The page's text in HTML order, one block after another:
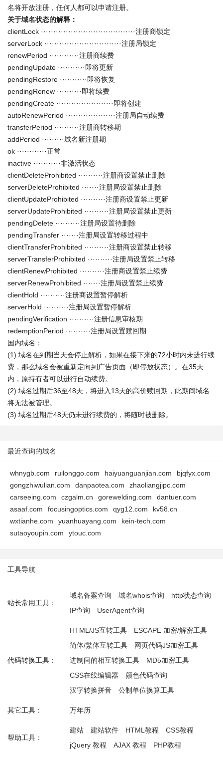
名将开放注册，任何人都可以申请注册。
关于域名状态的解释：
clientLock ······································注册商锁定
serverLock ·······························注册局锁定
renewPeriod ············注册商续费
pendingUpdate ···········即将更新
pendingRestore ···········即将恢复
pendingRenew ··········即将续费
pendingCreate ·······················即将创建
autoRenewPeriod ····················注册局自动续费
transferPeriod ··········注册商转移期
addPeriod ·········域名新注册期
ok ············正常
inactive ···········非激活状态
clientDeleteProhibited ··········注册商设置禁止删除
serverDeleteProhibited ·······注册局设置禁止删除
clientUpdateProhibited ··········注册商设置禁止更新
serverUpdateProhibited ··········注册局设置禁止更新
pendingDelete ··········注册局设置待删除
pendingTransfer ·······注册局设置转移过程中
clientTransferProhibited ··········注册商设置禁止转移
serverTransferProhibited ··········注册局设置禁止转移
clientRenewProhibited ··········注册商设置禁止续费
serverRenewProhibited ·······注册局设置禁止续费
clientHold ··········注册商设置暂停解析
serverHold ··········注册局设置暂停解析
pendingVerification ··········注册信息审核期
redemptionPeriod ··········注册局设置赎回期
国内域名：
(1) 域名在到期当天会停止解析，如果在接下来的72小时内未进行续
费，那么域名会被重新定向到广告页面（即停放状态）。在35天
内，原持有者可以进行自动续费。
(2) 域名过期后36至48天，将进入13天的高价赎回期，此期间域名
将无法被管理。
(3) 域名过期后48天仍未进行续费的，将随时被删除。
最近查询的域名
whnygb.com ruilonggo.com haiyuanguanjian.com
bjqfyx.com
gongzhiwulian.com
danpaotea.com
zhaoliangjipc.com
carseeing.com
czgalm.cn gorewelding.com
dantuer.com
asaaf.com
focusingoptics.com qyg12.com
kv58.cn
wxtianhe.com
yuanhuayang.com
kein-tech.com
sutaoyoupin.com
ytouc.com
工具导航
站长常用工具：
域名备案查询 域名whois查询
http状态查询
IP查询
UserAgent查询
代码转换工具：
HTML/JS互转工具
ESCAPE 加密/解密工具
简体/繁体互转工具
网页代码JS加密工具
进制间的相互转换工具
MD5加密工具
CSS在线编辑器
颜色代码查询
汉字转换拼音
公制单位换算工具
其它工具： 万年历
帮助工具：
建站 建站软件 HTML教程
CSS教程
jQuery 教程
AJAX 教程 PHP教程